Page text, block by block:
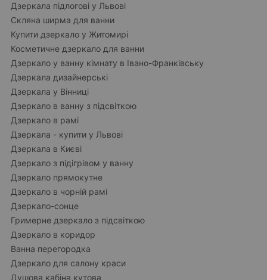
Дзеркала підлогові у Львові
Скляна ширма для ванни
Купити дзеркало у Житомирі
Косметичне дзеркало для ванни
Дзеркало у ванну кімнату в Івано-Франківську
Дзеркала дизайнерські
Дзеркала у Вінниці
Дзеркало в ванну з підсвіткою
Дзеркало в рамі
Дзеркала - купити у Львові
Дзеркала в Києві
Дзеркало з підігрівом у ванну
Дзеркало прямокутне
Дзеркало в чорній рамі
Дзеркало-сонце
Гримерне дзеркало з підсвіткою
Дзеркало в коридор
Ванна перегородка
Дзеркало для салону краси
Душова кабіна кутова